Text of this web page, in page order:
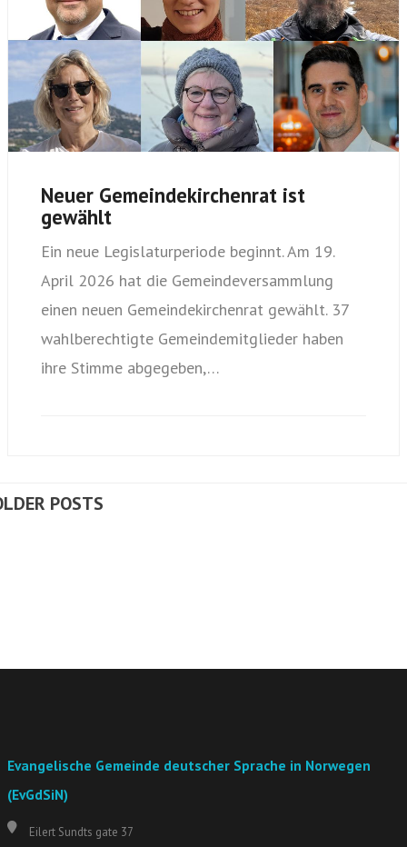
Neuer Gemeindekirchenrat ist
gewählt
Ein neue Legislaturperiode beginnt. Am 19.
April 2026 hat die Gemeindeversammlung
einen neuen Gemeindekirchenrat gewählt. 37
wahlberechtigte Gemeindemitglieder haben
ihre Stimme abgegeben,…
POSTS
Evangelische Gemeinde deutscher Sprache in Norwegen
(EvGdSiN)
Eilert Sundts gate 37